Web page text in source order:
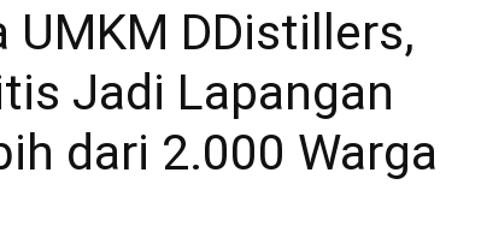
UMKM DDistillers,
Jadi Lapangan
dari 2.000 Warga